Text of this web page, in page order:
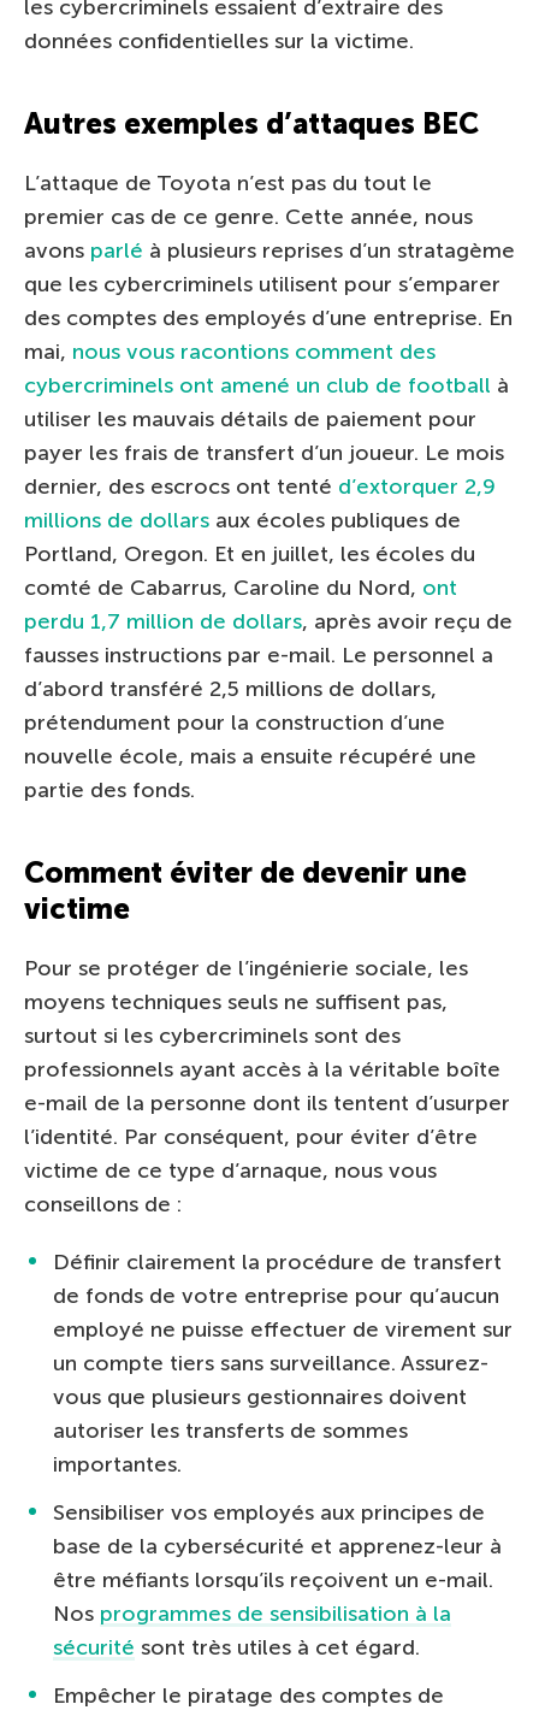
les cybercriminels essaient d’extraire des
données confidentielles sur la victime.
Autres exemples d’attaques BEC
L’attaque de Toyota n’est pas du tout le
premier cas de ce genre. Cette année, nous
avons parlé à plusieurs reprises d’un stratagème
que les cybercriminels utilisent pour s’emparer
des comptes des employés d’une entreprise. En
mai, nous vous racontions comment des
cybercriminels ont amené un club de football à
utiliser les mauvais détails de paiement pour
payer les frais de transfert d’un joueur. Le mois
dernier, des escrocs ont tenté d’extorquer 2,9
millions de dollars aux écoles publiques de
Portland, Oregon. Et en juillet, les écoles du
comté de Cabarrus, Caroline du Nord, ont
perdu 1,7 million de dollars, après avoir reçu de
fausses instructions par e-mail. Le personnel a
d’abord transféré 2,5 millions de dollars,
prétendument pour la construction d’une
nouvelle école, mais a ensuite récupéré une
partie des fonds.
Comment éviter de devenir une
victime
Pour se protéger de l’ingénierie sociale, les
moyens techniques seuls ne suffisent pas,
surtout si les cybercriminels sont des
professionnels ayant accès à la véritable boîte
e-mail de la personne dont ils tentent d’usurper
l’identité. Par conséquent, pour éviter d’être
victime de ce type d’arnaque, nous vous
conseillons de :
Définir clairement la procédure de transfert
de fonds de votre entreprise pour qu’aucun
employé ne puisse effectuer de virement sur
un compte tiers sans surveillance. Assurez-
vous que plusieurs gestionnaires doivent
autoriser les transferts de sommes
importantes.
Sensibiliser vos employés aux principes de
base de la cybersécurité et apprenez-leur à
être méfiants lorsqu’ils reçoivent un e-mail.
Nos programmes de sensibilisation à la
sécurité sont très utiles à cet égard.
Empêcher le piratage des comptes de